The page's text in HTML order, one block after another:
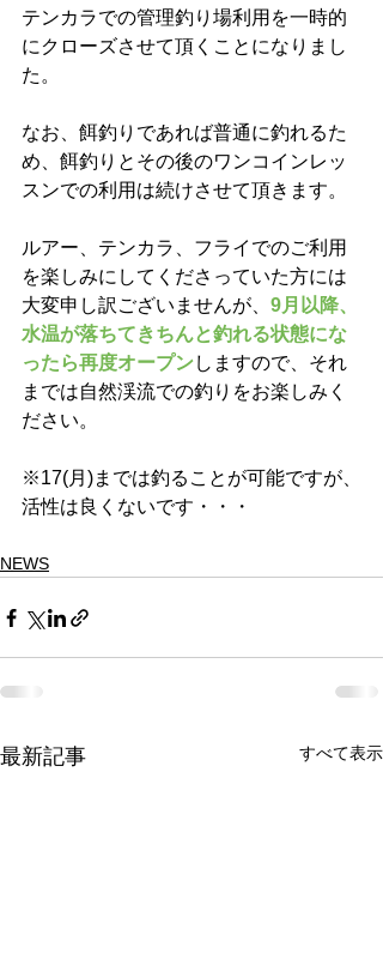
テンカラでの管理釣り場利用を一時的
にクローズさせて頂くことになりまし
た。
なお、餌釣りであれば普通に釣れるた
め、餌釣りとその後のワンコインレッ
スンでの利用は続けさせて頂きます。
ルアー、テンカラ、フライでのご利用
を楽しみにしてくださっていた方には
大変申し訳ございませんが、 9月以降、
水温が落ちてきちんと釣れる状態にな
ったら再度オープンしますので、それ
までは自然渓流での釣りをお楽しみく
ださい。
※17(月)までは釣ることが可能ですが、
活性は良くないです・・・
NEWS
最新記事 すべて表示